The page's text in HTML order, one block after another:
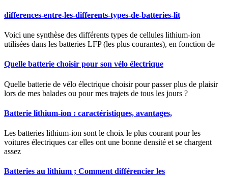
differences-entre-les-differents-types-de-batteries-lit
Voici une synthèse des différents types de cellules lithium-ion
utilisées dans les batteries LFP (les plus courantes), en fonction de
Quelle batterie choisir pour son vélo électrique
Quelle batterie de vélo électrique choisir pour passer plus de plaisir
lors de mes balades ou pour mes trajets de tous les jours ?
Batterie lithium-ion : caractéristiques, avantages,
Les batteries lithium-ion sont le choix le plus courant pour les
voitures électriques car elles ont une bonne densité et se chargent
assez
Batteries au lithium ; Comment différencier les